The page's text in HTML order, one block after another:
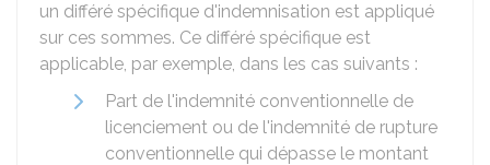
un différé spécifique d'indemnisation est appliqué
sur ces sommes. Ce différé spécifique est
applicable, par exemple, dans les cas suivants :
Part de l'indemnité conventionnelle de
licenciement ou de l'indemnité de rupture
conventionnelle qui dépasse le montant